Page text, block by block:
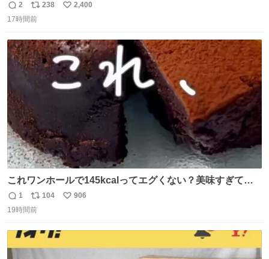
返
信
2
リ
ポ
ト
数
238
い
数
2,400
17時間前
これワンホールで145kcalってエグくない？美味すぎて毎
日食べてるけど、次の日体重測ったら痩せてるの嬉しすぎ
る😭 レシピリプ⬇️
返
信
1
リ
ポ
ト
数
104
い
906
19時間前